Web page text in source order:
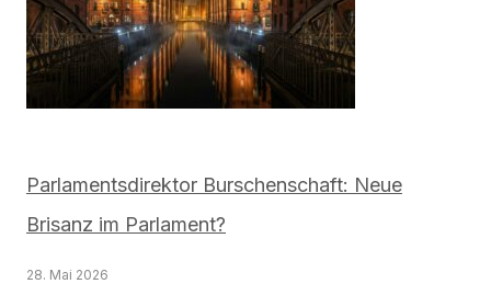
Parlamentsdirektor Burschenschaft: Neue
Brisanz im Parlament?
28. Mai 2026